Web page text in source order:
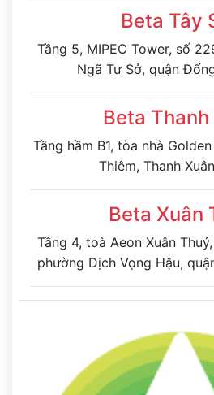
Beta Tây
Tầng 5, MIPEC Tower, số
Ngã Tư Sở, quận
Beta Thanh
Tầng hầm B1, tòa nhà
Thiêm, Thanh
Beta Xuân
Tầng 4, toà Aeon Xuân
phường Dịch Vọng Hậu,